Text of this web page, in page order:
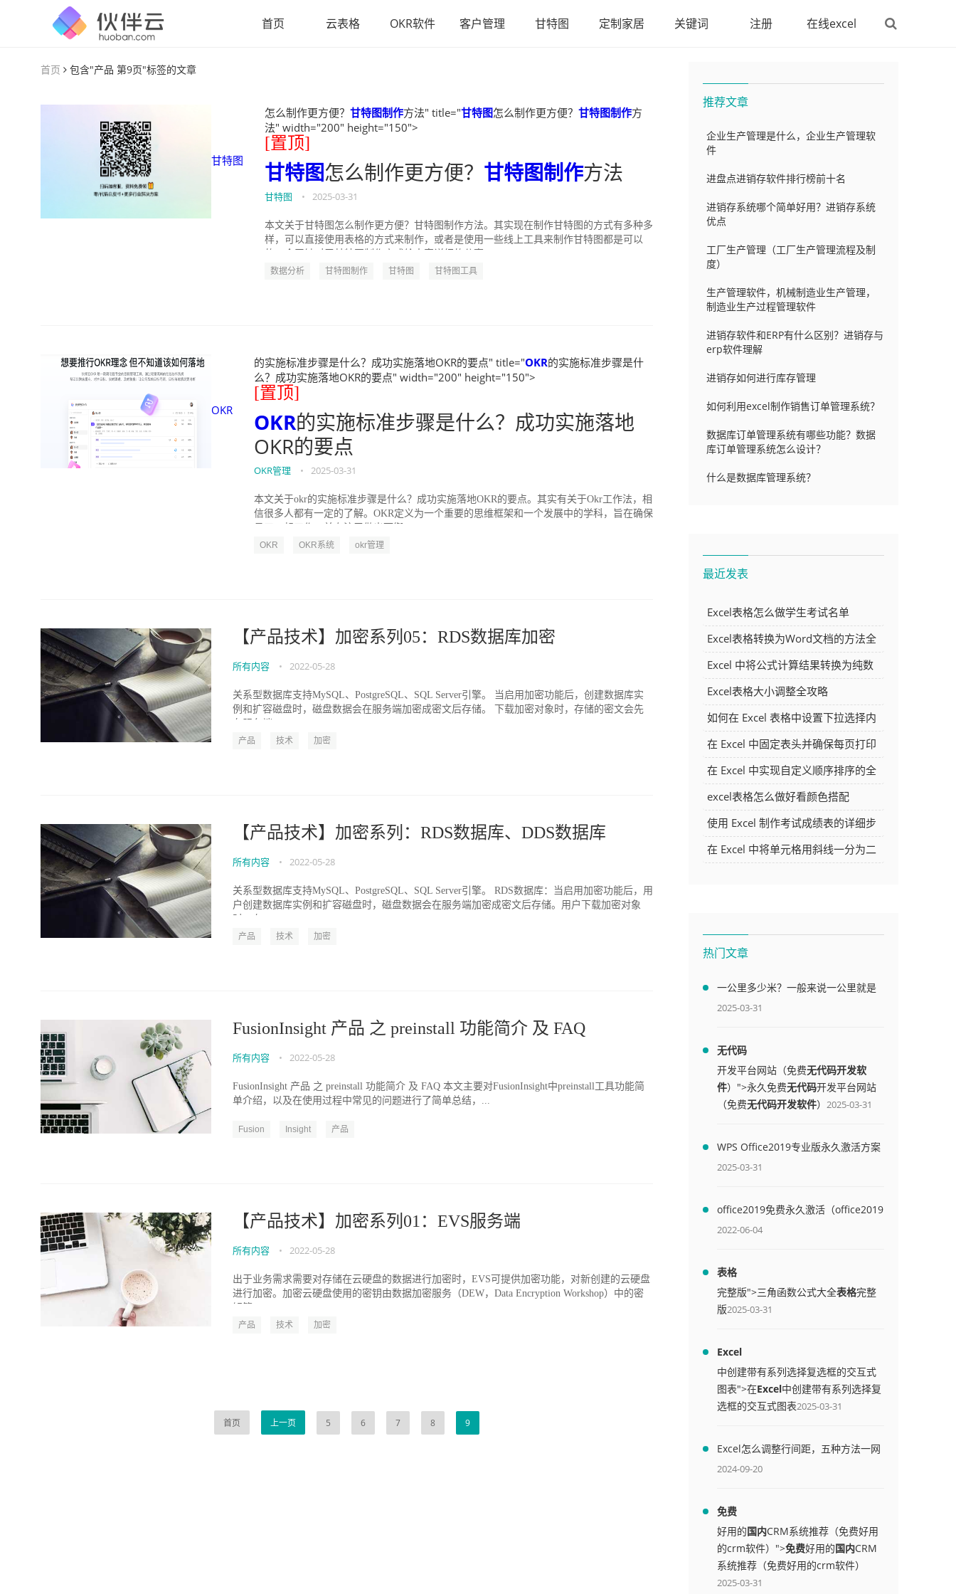
首页 云表格 OKR软件 客户管理 甘特图 定制家居 关键词 注册 在线excel
首页 包含"产品 第9页"标签的文章
甘特图
怎么制作更方便？ 甘特图制作方法" title="甘特图怎么制作更方便？ 甘特图制作方
法" width="200" height="150">
[置顶]
甘特图怎么制作更方便？ 甘特图制作方法
甘特图 • 2025-03-31
本文关于甘特图怎么制作更方便？甘特图制作方法。其实现在制作甘特图的方式有多种多
样，可以直接使用表格的方式来制作，或者是使用一些线上工具来制作甘特图都是可以
数据分析 甘特图制作 甘特图 甘特图工具
OKR
的实施标准步骤是什么？成功实施落地OKR的要点" title="OKR的实施标准步骤是什
么？成功实施落地OKR的要点" width="200" height="150">
[置顶]
OKR的实施标准步骤是什么？成功实施落地
OKR的要点
OKR管理 • 2025-03-31
本文关于okr的实施标准步骤是什么？成功实施落地OKR的要点。其实有关于Okr工作法，相
信很多人都有一定的了解。OKR定义为一个重要的思维框架和一个发展中的学科，旨在确保
OKR OKR系统 okr管理
【产品技术】加密系列05：RDS数据库加密
所有内容 • 2022-05-28
关系型数据库支持MySQL、PostgreSQL、SQL Server引擎。 当启用加密功能后，创建数据库实
例和扩容磁盘时，磁盘数据会在服务端加密成密文后存储。 下载加密对象时，存储的密文会先
产品 技术 加密
【产品技术】加密系列：RDS数据库、DDS数据库
所有内容 • 2022-05-28
关系型数据库支持MySQL、PostgreSQL、SQL Server引擎。 RDS数据库：当启用加密功能后，用
户创建数据库实例和扩容磁盘时，磁盘数据会在服务端加密成密文后存储。用户下载加密对象
产品 技术 加密
FusionInsight 产品 之 preinstall 功能简介 及 FAQ
所有内容 • 2022-05-28
FusionInsight 产品 之 preinstall 功能简介 及 FAQ 本文主要对FusionInsight中preinstall工具功能简
单介绍，以及在使用过程中常见的问题进行了简单总结，...
Fusion Insight 产品
【产品技术】加密系列01：EVS服务端
所有内容 • 2022-05-28
出于业务需求需要对存储在云硬盘的数据进行加密时，EVS可提供加密功能，对新创建的云硬盘
进行加密。加密云硬盘使用的密钥由数据加密服务（DEW，Data Encryption Workshop）中的密
产品 技术 加密
首页 上一页 5 6 7 8 9
推荐文章
企业生产管理是什么，企业生产管理软
件
进盘点进销存软件排行榜前十名
进销存系统哪个简单好用？进销存系统
优点
工厂生产管理（工厂生产管理流程及制
度）
生产管理软件，机械制造业生产管理，
制造业生产过程管理软件
进销存软件和ERP有什么区别？进销存与
erp软件理解
进销存如何进行库存管理
如何利用excel制作销售订单管理系统？
数据库订单管理系统有哪些功能？数据
库订单管理系统怎么设计？
什么是数据库管理系统？
最近发表
Excel表格怎么做学生考试名单
Excel表格转换为Word文档的方法全
解析
Excel 中将公式计算结果转换为纯数
字的多种方法
Excel表格大小调整全攻略
如何在 Excel 表格中设置下拉选择内
容
在 Excel 中固定表头并确保每页打印
时都显示表头的方法详解
在 Excel 中实现自定义顺序排序的全
面指南
excel表格怎么做好看颜色搭配
使用 Excel 制作考试成绩表的详细步
骤及技巧
在 Excel 中将单元格用斜线一分为二
热门文章
一公里多少米？一般来说一公里就是
1000米
2025-03-31
无代码
开发平台网站（免费无代码开发软
件）">永久免费无代码开发平台网站
（免费无代码开发软件） 2025-03-31
WPS Office2019专业版永久激活方案
(附终身授权序列号)
2025-03-31
office2019免费永久激活（office2019
免费永久激活码）
2022-06-04
表格
完整版">三角函数公式大全表格完整
版2025-03-31
Excel
中创建带有系列选择复选框的交互式
图表">在Excel中创建带有系列选择复
选框的交互式图表2025-03-31
Excel怎么调整行间距，五种方法一网
打尽
2024-09-20
免费
好用的国内CRM系统推荐（免费好用
的crm软件）">免费好用的国内CRM
系统推荐（免费好用的crm软件）
2025-03-31